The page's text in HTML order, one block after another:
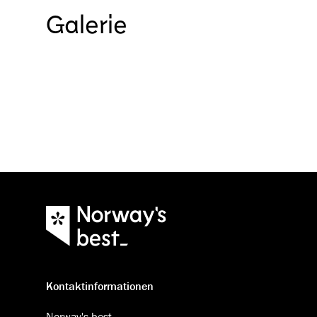
Galerie
Kontaktinformationen